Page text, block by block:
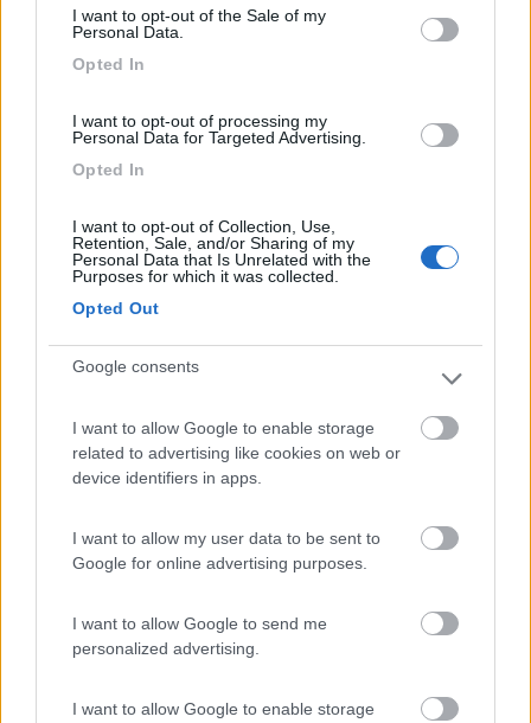
I want to opt-out of the Sale of my
Personal Data.
Opted In
I want to opt-out of processing my
Personal Data for Targeted Advertising.
Opted In
I want to opt-out of Collection, Use,
Retention, Sale, and/or Sharing of my
Personal Data that Is Unrelated with the
Purposes for which it was collected.
Opted Out
Google consents
I want to allow Google to enable storage
related to advertising like cookies on web or
device identifiers in apps.
I want to allow my user data to be sent to
Google for online advertising purposes.
I want to allow Google to send me
personalized advertising.
I want to allow Google to enable storage
fa un po di fumo nero, solitamente solo in fase di sforzo, tipo partenza in
salita o scalando da terza a seconda in salita. sempre a basse velocità.
...
Metti una foto di manicotto e crepa che così vediamo.
jordanbullon
freeval
In risposta al messaggio di 22:04:15
Questo motore come ti é stato detto é brillante, é anche molto semplice
perché non ha elettronica. I motivi per cui non tira possono essere
imputabili al turbo o al gasolio. Io credo tu abbia un manicotto crepato .
...
ho trovato questa foto in rete ed il tubo crepato mi sembra
quello che ho cerchiato in rosso. potrebbe avere qualcosa a